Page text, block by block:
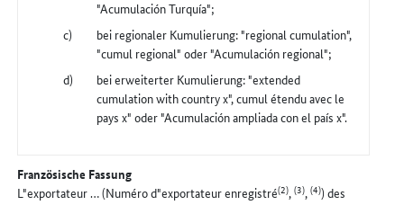
"Acumulación Turquía";
bei regionaler Kumulierung: "regional cumulation",
"cumul regional" oder "Acumulación regional";
bei erweiterter Kumulierung: "extended
cumulation with country x", cumul étendu avec le
pays x" oder "Acumulación ampliada con el país x".
Französische Fassung
L"exportateur … (Numéro d"exportateur enregistré(2),(3),(4)) des